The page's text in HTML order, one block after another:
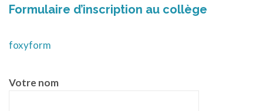
Formulaire d’inscription au collège
foxyform
Votre nom